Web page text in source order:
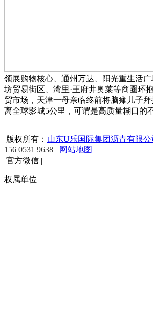
领展购物核心、通州万达、阳光重生活
坊贸易街区、湾里·王府井奥莱等商圈环
贸市场，天津一母亲临终前将脑瘫儿子
离全球影城5公里，可谓是高质量糊口的
版权所有： 山东U乐国际集团沥青有限公
156 0531 9638
网站地图
官方微信 |
权属单位